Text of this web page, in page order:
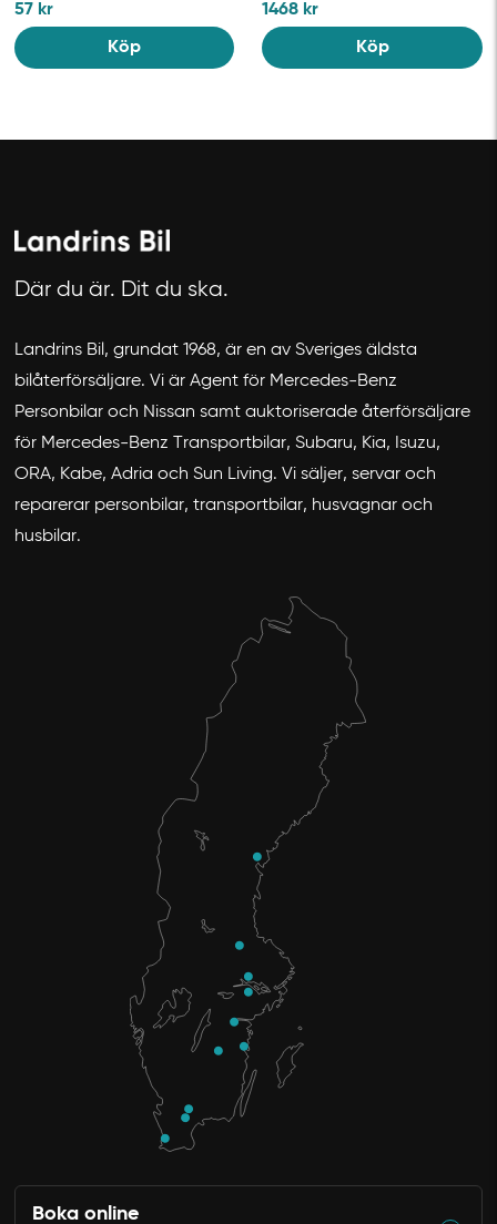
Avbryt
57 kr
Köp
1468 kr
Köp
Där du är. Dit du ska.
Landrins Bil, grundat 1968, är en av Sveriges äldsta
bilåterförsäljare. Vi är Agent för Mercedes-Benz
Personbilar och Nissan samt auktoriserade återförsäljare
för Mercedes-Benz Transportbilar, Subaru, Kia, Isuzu,
ORA, Kabe, Adria och Sun Living. Vi säljer, servar och
reparerar personbilar, transportbilar, husvagnar och
husbilar.
Boka online